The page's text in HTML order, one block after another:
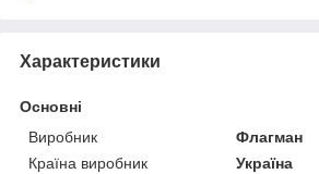
Характеристики
Основні
Виробник
Флагман
Країна виробник
Україна